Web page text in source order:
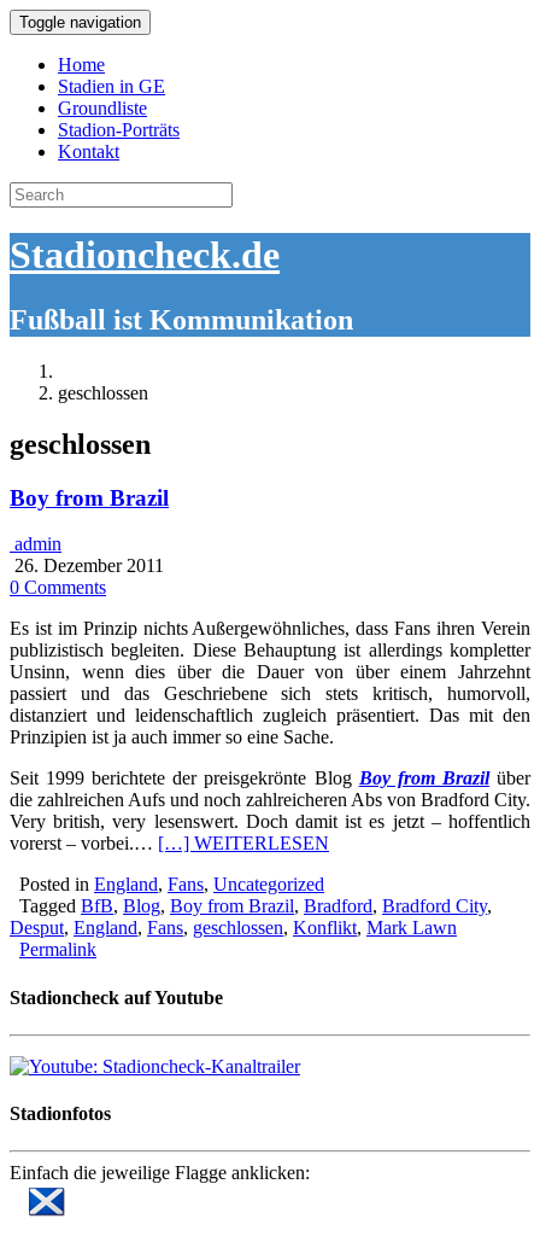
Toggle navigation
Home
Stadien in GE
Groundliste
Stadion-Porträts
Kontakt
Search
for:
Stadioncheck.de
Fußball ist Kommunikation
geschlossen
geschlossen
Boy from Brazil
admin
26. Dezember 2011
0 Comments
Es ist im Prinzip nichts Außergewöhnliches, dass Fans ihren Verein
publizistisch begleiten. Diese Behauptung ist allerdings kompletter
Unsinn, wenn dies über die Dauer von über einem Jahrzehnt
passiert und das Geschriebene sich stets kritisch, humorvoll,
distanziert und leidenschaftlich zugleich präsentiert. Das mit den
Prinzipien ist ja auch immer so eine Sache.
Seit 1999 berichtete der preisgekrönte Blog Boy from Brazilüber
die zahlreichen Aufs und noch zahlreicheren Abs von Bradford City.
Very british, very lesenswert. Doch damit ist es jetzt – hoffentlich
vorerst – vorbei.… […] WEITERLESEN
Posted in England, Fans, Uncategorized
Tagged BfB, Blog, Boy from Brazil, Bradford, Bradford City,
Desput, England, Fans, geschlossen, Konflikt, Mark Lawn
Permalink
Stadioncheck auf Youtube
Stadionfotos
Einfach die jeweilige Flagge anklicken: